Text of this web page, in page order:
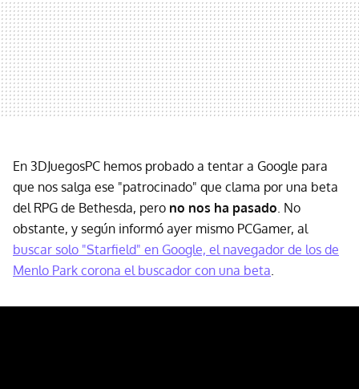
En 3DJuegosPC hemos probado a tentar a Google para
que nos salga ese "patrocinado" que clama por una beta
del RPG de Bethesda, pero no nos ha pasado . No
obstante, y según informó ayer mismo PCGamer, al
buscar solo "Starfield" en Google, el navegador de los de
Menlo Park corona el buscador con una beta